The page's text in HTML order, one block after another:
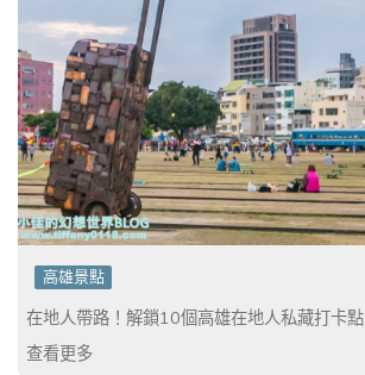
高雄景點
在地人帶路！解鎖10個高雄在地人私藏打卡點
查看更多